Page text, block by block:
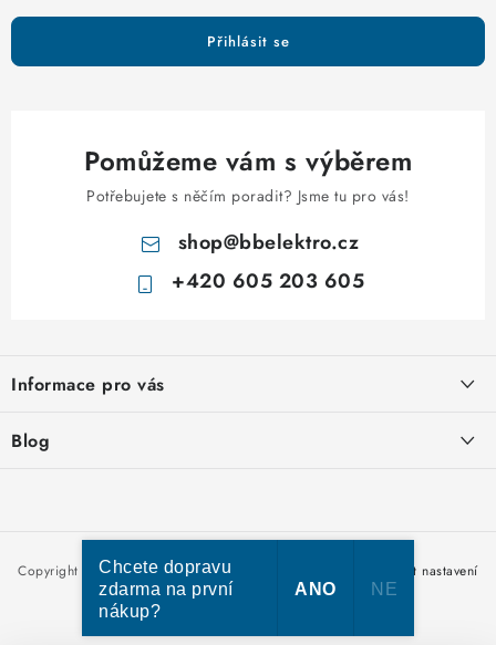
Přihlásit se
Pomůžeme vám s výběrem
Potřebujete s něčím poradit? Jsme tu pro vás!
shop@bbelektro.cz
+420 605 203 605
p
a
Informace pro vás
Blog
Nakupujte u nás hned a zaplaťte později – nově přijímáme Skip
Pay
Kabel CYKY – jak vybrat správný typ a průřez
Copyright 2026bbelektro.cz. Všechna práva vyhrazena.
Upravit nastavení
cookies
Chcete dopravu
zdarma na první
nákup?
ANO NE